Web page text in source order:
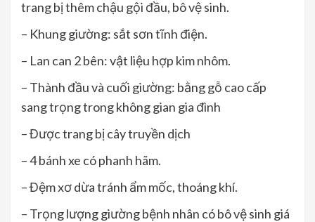
trang bị thêm chậu gội đầu, bô vệ sinh.
– Khung giường: sắt sơn tĩnh điện.
– Lan can 2 bên: vật liệu hợp kim nhôm.
– Thành đầu và cuối giường: bằng gỗ cao cấp
sang trọng trong không gian gia đình
– Được trang bị cây truyền dịch
– 4 bánh xe có phanh hãm.
– Đệm xơ dừa tránh ẩm mốc, thoáng khí.
– Trọng lượng giường bệnh nhân có bô vệ sinh giá